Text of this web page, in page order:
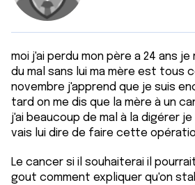
moi j'ai perdu mon père a 24 ans je
du mal sans lui ma mère est tous
novembre j'apprend que je suis
tard on me dis que la mère à un
j'ai beaucoup de mal à la digérer
vais lui dire de faire cette
Le cancer si il souhaiterai il
gout comment expliquer qu'on